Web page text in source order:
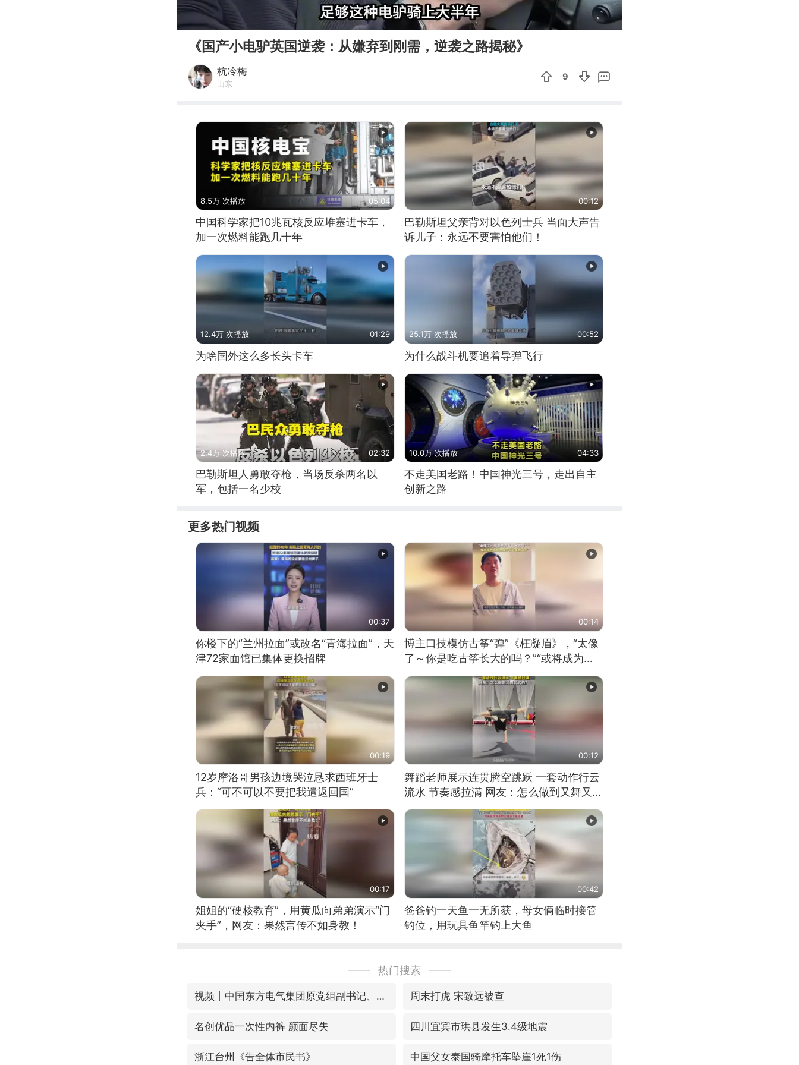
00:00 03:29
《国产小电驴英国逆袭：从嫌弃到刚需，逆袭之路揭秘》
杭冷梅
山东
9
8.5万 次播放 05:04
中国科学家把10兆瓦核反应堆塞进卡车，
加一次燃料能跑几十年
00:12
巴勒斯坦父亲背对以色列士兵 当面大声告
诉儿子：永远不要害怕他们！
12.4万 次播放 01:29
为啥国外这么多长头卡车
25.1万 次播放 00:52
为什么战斗机要追着导弹飞行
2.4万 次播放 02:32
巴勒斯坦人勇敢夺枪，当场反杀两名以
军，包括一名少校
10.0万 次播放 04:33
不走美国老路！中国神光三号，走出自主
创新之路
更多热门视频
00:37
你楼下的“兰州拉面”或改名“青海拉面”，天
津72家面馆已集体更换招牌
00:14
博主口技模仿古筝“弹”《枉凝眉》，“太像
了～你是吃古筝长大的吗？”“或将成为首
00:19
12岁摩洛哥男孩边境哭泣恳求西班牙士
兵：“可不可以不要把我遣返回国”
00:12
舞蹈老师展示连贯腾空跳跃 一套动作行云
流水 节奏感拉满 网友：怎么做到又舞又武
的？
00:17
姐姐的“硬核教育”，用黄瓜向弟弟演示“门
夹手”，网友：果然言传不如身教！
00:42
爸爸钓一天鱼一无所获，母女俩临时接管
钓位，用玩具鱼竿钓上大鱼
热门搜索
视频丨中国东方电气集团原党组副书记、董事宋致远被查 周末打虎 宋致远被查
名创优品一次性内裤 颜面尽失 四川宜宾市珙县发生3.4级地震
浙江台州《告全体市民书》 中国父女泰国骑摩托车坠崖1死1伤